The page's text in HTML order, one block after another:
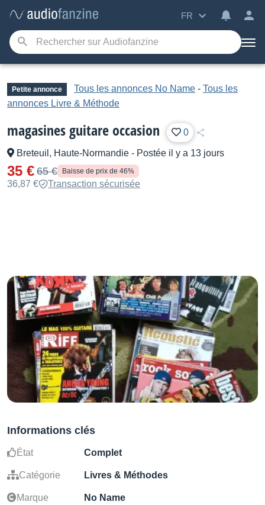
FR
Petite annonce Tous les annonces No Name - Tous les
annonces Livre & Méthode
magasines guitare occasion 0
Breteuil, Haute-Normandie - Postée il y a 13 jours
35 € 65 € Baisse de prix de 46%
36,87 € Transaction sécurisée
Informations clés
État Complet
Catégorie Livres & Méthodes
Marque No Name